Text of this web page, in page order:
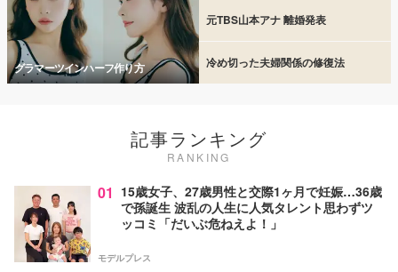
グラマーツインハーフ作り方
元TBS山本アナ 離婚発表
冷め切った夫婦関係の修復法
記事ランキング
RANKING
01 15歳女子、27歳男性と交際1ヶ月で妊娠…36歳
で孫誕生 波乱の人生に人気タレント思わずツ
ッコミ「だいぶ危ねえよ！」
モデルプレス